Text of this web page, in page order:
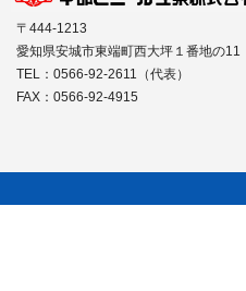
〒444-1213
愛知県安城市東端町西大坪１番地の11
TEL：0566-92-2611（代表）
FAX：0566-92-4915